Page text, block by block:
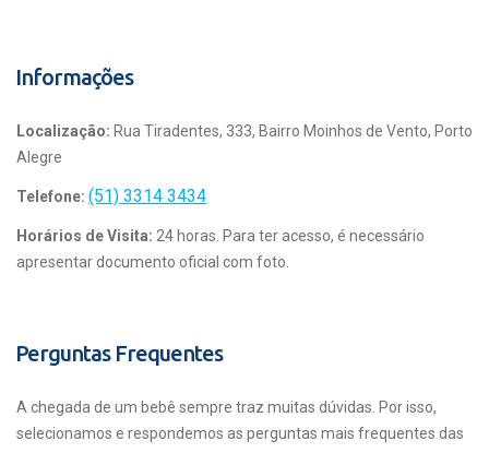
Informações
Localização: Rua Tiradentes, 333, Bairro Moinhos de Vento, Porto
Alegre
Telefone: (51) 3314 3434
Horários de Visita: 24 horas. Para ter acesso, é necessário
apresentar documento oficial com foto.
Perguntas Frequentes
A chegada de um bebê sempre traz muitas dúvidas. Por isso,
selecionamos e respondemos as perguntas mais frequentes das